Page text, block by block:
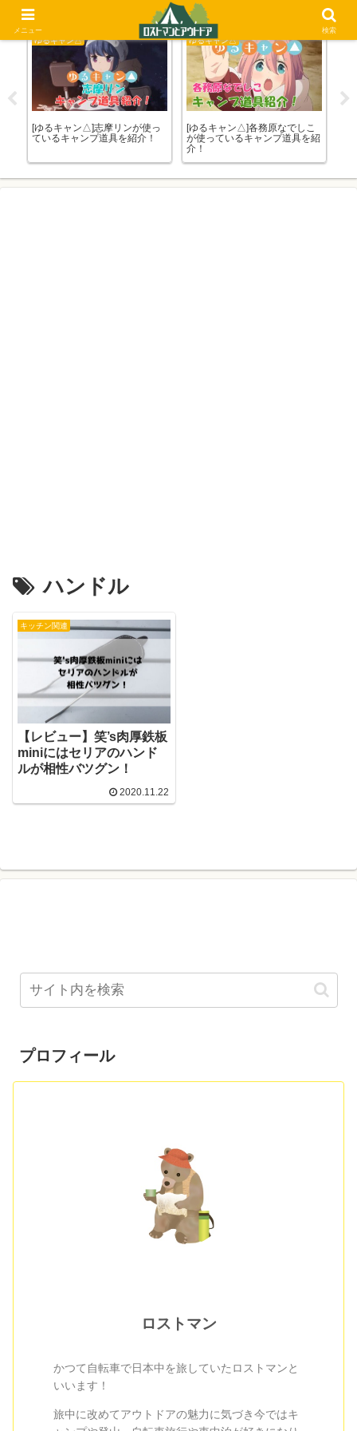
ゆるキャン△
[ゆるキャン△]志摩リンが使っ
ているキャンプ道具を紹介！
ゆるキャン△
[ゆるキャン△]各務原なでしこ
が使っているキャンプ道具を紹
介！
比
ハンドル
キッチン関連
【レビュー】笑’s肉厚鉄板
miniにはセリアのハンド
ルが相性バツグン！
2020.11.22
プロフィール
ロストマン
かつて自転車で日本中を旅していたロストマンと
いいます！
旅中に改めてアウトドアの魅力に気づき今ではキ
メニュー 検索